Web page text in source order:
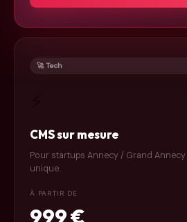
🚀 Tech
CMS sur mesure
Pour startups Annecy / Grand
unique.
À PARTIR DE
999 €